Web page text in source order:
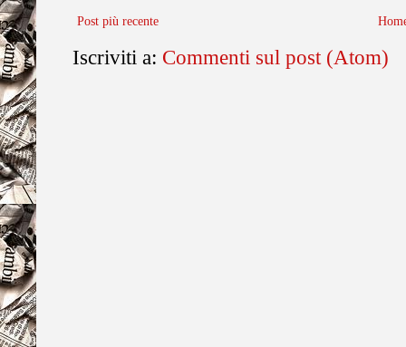
Post più recente
Iscriviti a: Commenti sul post (Atom)